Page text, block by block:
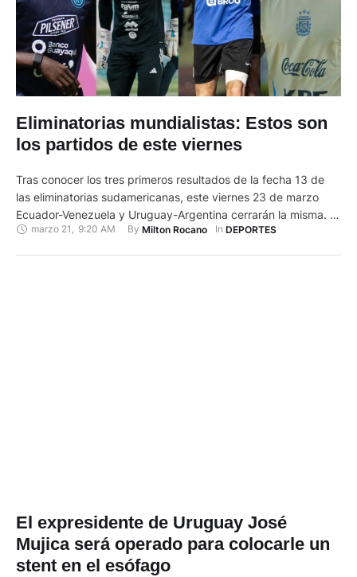
Eliminatorias mundialistas: Estos son
los partidos de este viernes
Tras conocer los tres primeros resultados de la fecha 13 de
las eliminatorias sudamericanas, este viernes 23 de marzo
Ecuador-Venezuela y Uruguay-Argentina cerrarán la misma. A
las victorias conseguidas por Brasil 2-1 ante Colombia; de
marzo 21 , 9:20 AM By Milton Rocano In DEPORTES
El expresidente de Uruguay José
Mujica será operado para colocarle un
stent en el esófago